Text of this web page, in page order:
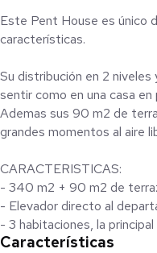
Este Pent House es único
características.
Su distribución en 2
sentir como en una casa
Ademas sus 90 m2 de
grandes momentos al aire
CARACTERISTICAS:
- 340 m2 + 90 m2 de
- Elevador directo al
- 3 habitaciones, la
vestidor y amplia terraza.
Características